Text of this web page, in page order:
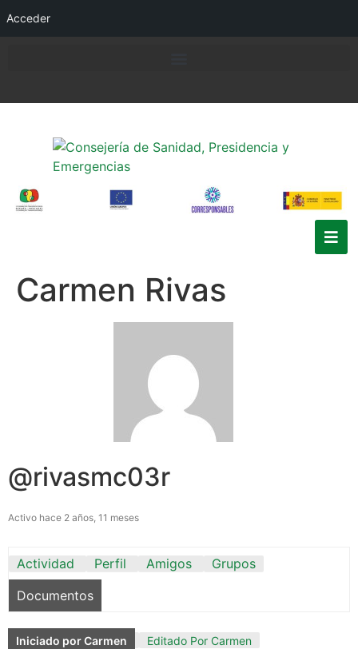
Acceder
Carmen Rivas
@rivasmc03r
Activo hace 2 años, 11 meses
Actividad Perfil Amigos
Grupos
Documentos
Iniciado por Carmen Editado Por Carmen